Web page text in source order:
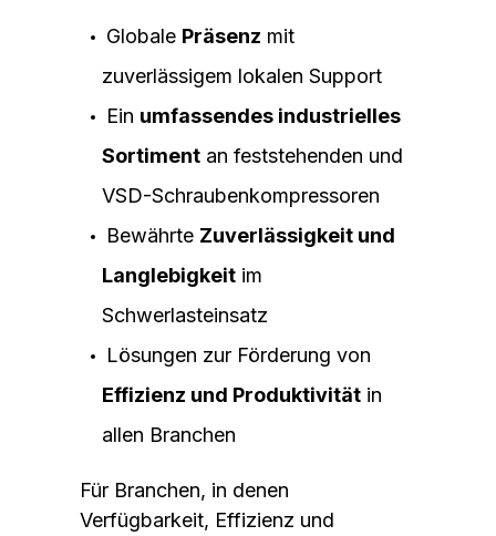
Globale Präsenz mit
zuverlässigem lokalen Support
Ein umfassendes industrielles
Sortiment an feststehenden und
VSD-Schraubenkompressoren
Bewährte Zuverlässigkeit und
Langlebigkeit im
Schwerlasteinsatz
Lösungen zur Förderung von
Effizienz und Produktivität in
allen Branchen
Für Branchen, in denen
Verfügbarkeit, Effizienz und